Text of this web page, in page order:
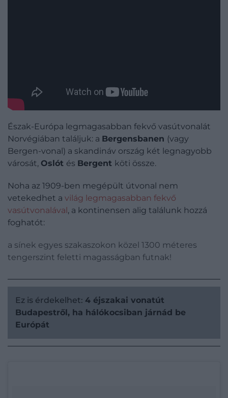
Észak-Európa legmagasabban fekvő vasútvonalát
Norvégiában találjuk: a Bergensbanen (vagy
Bergen-vonal) a skandináv ország két legnagyobb
városát, Oslót és Bergent köti össze.
Noha az 1909-ben megépült útvonal nem
vetekedhet a világ legmagasabban fekvő
vasútvonalával, a kontinensen alig találunk hozzá
foghatót:
a sínek egyes szakaszokon közel 1300 méteres
tengerszint feletti magasságban futnak!
Ez is érdekelhet: 4 éjszakai vonatút
Budapestről, ha hálókocsiban járnád be
Európát